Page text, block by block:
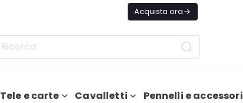
Acquista ora
Tele e carte Cavalletti Pennelli e accessori